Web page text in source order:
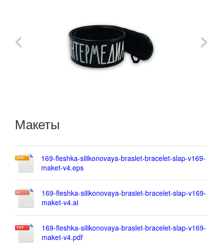
Макеты
169-fleshka-silikonovaya-braslet-bracelet-slap-v169-
maket-v4.eps
169-fleshka-silikonovaya-braslet-bracelet-slap-v169-
maket-v4.ai
169-fleshka-silikonovaya-braslet-bracelet-slap-v169-
maket-v4.pdf